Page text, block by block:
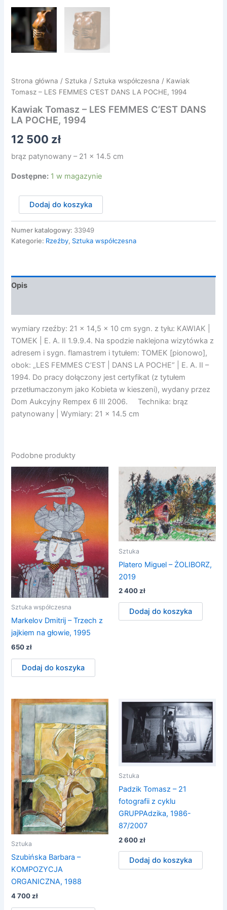
Strona główna / Sztuka / Sztuka współczesna / Kawiak
Tomasz – LES FEMMES C’EST DANS LA POCHE, 1994
Kawiak Tomasz – LES FEMMES C’EST DANS
LA POCHE, 1994
12 500 zł
brąz patynowany – 21 x 14.5 cm
Dostępne: 1 w magazynie
Kawiak
Tomasz
-
LES
LA
POCHE,
Dodaj do koszyka
Numer katalogowy: 33949
Kategorie: Rzeźby, Sztuka współczesna
Opis
wymiary rzeźby: 21 x 14,5 x 10 cm sygn. z tyłu: KAWIAK |
TOMEK | E. A. II 1.9.9.4. Na spodzie naklejona wizytówka z
adresem i sygn. flamastrem i tytułem: TOMEK [pionowo],
obok: „LES FEMMES C’EST | DANS LA POCHE“ | E. A. II –
1994. Do pracy dołączony jest certyfikat (z tytułem
przetłumaczonym jako Kobieta w kieszeni), wydany przez
Dom Aukcyjny Rempex 6 III 2006. Technika: brąz
patynowany | Wymiary: 21 x 14.5 cm
Podobne produkty
Sztuka współczesna
Markelov Dmitrij – Trzech z
jajkiem na głowie, 1995
650zł
Dodaj do koszyka
Sztuka
Platero Miguel – ŻOLIBORZ,
2019
2 400zł
Dodaj do koszyka
Sztuka
Szubińska Barbara –
KOMPOZYCJA
ORGANICZNA, 1988
4 700zł
Sztuka
Padzik Tomasz – 21
fotografii z cyklu
GRUPPAdzika, 1986-
87/2007
2 600zł
Dodaj do koszyka